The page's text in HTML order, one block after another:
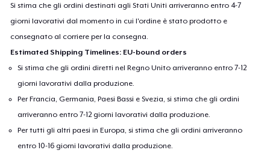
Si stima che gli ordini destinati agli Stati Uniti arriveranno entro 4-7
giorni lavorativi dal momento in cui l'ordine è stato prodotto e
consegnato al corriere per la consegna.
Estimated Shipping Timelines: EU-bound orders
Si stima che gli ordini diretti nel Regno Unito arriveranno entro 7-12
giorni lavorativi dalla produzione.
Per Francia, Germania, Paesi Bassi e Svezia, si stima che gli ordini
arriveranno entro 7-12 giorni lavorativi dalla produzione.
Per tutti gli altri paesi in Europa, si stima che gli ordini arriveranno
entro 10-16 giorni lavorativi dalla produzione.